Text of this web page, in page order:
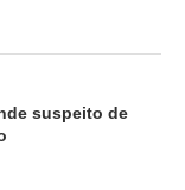
suspeito de